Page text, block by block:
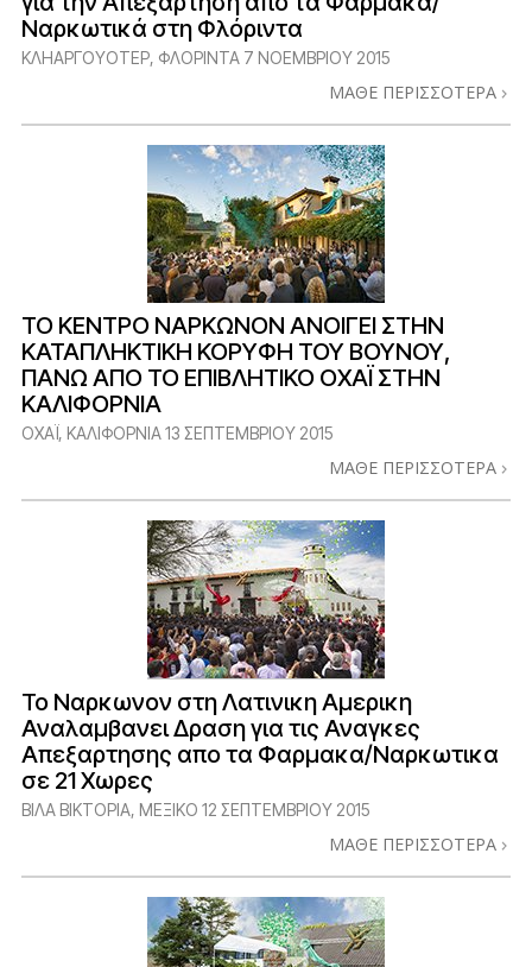
Ναρκωτικά στη Φλόριντα
ΚΛΗΑΡΓΟΥΟΤΕΡ, ΦΛΟΡΙΝΤΑ 7 ΝΟΕΜΒΡΙΟΥ 2015
ΜΑΘΕ ΠΕΡΙΣΣΟΤΕΡΑ
ΤΟ ΚΕΝΤΡΟ ΝΑΡΚΩΝΟΝ ΑΝΟΙΓΕΙ ΣΤΗΝ
ΚΑΤΑΠΛΗΚΤΙΚΗ ΚΟΡΥΦΗ ΤΟΥ ΒΟΥΝΟΥ,
ΠΑΝΩ ΑΠΟ ΤΟ ΕΠΙΒΛΗΤΙΚΟ ΟΧΑΪ ΣΤΗΝ
ΚΑΛΙΦΟΡΝΙΑ
ΟΧΑΪ, ΚΑΛΙΦΟΡΝΙΑ13 ΣΕΠΤΕΜΒΡΙΟΥ 2015
ΜΑΘΕ ΠΕΡΙΣΣΟΤΕΡΑ
Το Ναρκωνον στη Λατινικη Αμερικη
Αναλαμβανει Δραση για τις Αναγκες
Απεξαρτησης απο τα Φαρμακα/Ναρκωτικα
σε 21 Χωρες
ΒΙΛΑ ΒΙΚΤΟΡΙΑ, ΜΕΞΙΚΟ 12 ΣΕΠΤΕΜΒΡΙΟΥ 2015
ΜΑΘΕ ΠΕΡΙΣΣΟΤΕΡΑ